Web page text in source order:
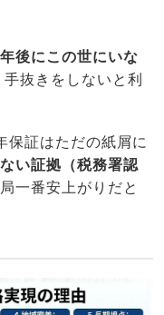
後にこの世にいな
抜きをしないと利
保証はただの紙屑に
い証拠（税務署認
一番安上がりだと